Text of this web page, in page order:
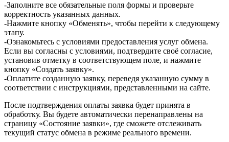
-Заполните все обязательные поля формы и проверьте
корректность указанных данных.
-Нажмите кнопку «Обменять», чтобы перейти к следующему
этапу.
-Ознакомьтесь с условиями предоставления услуг обмена.
Если вы согласны с условиями, подтвердите своё согласие,
установив отметку в соответствующем поле, и нажмите
кнопку «Создать заявку».
-Оплатите созданную заявку, переведя указанную сумму в
соответствии с инструкциями, представленными на сайте.
После подтверждения оплаты заявка будет принята в
обработку. Вы будете автоматически перенаправлены на
страницу «Состояние заявки», где сможете отслеживать
текущий статус обмена в режиме реального времени.